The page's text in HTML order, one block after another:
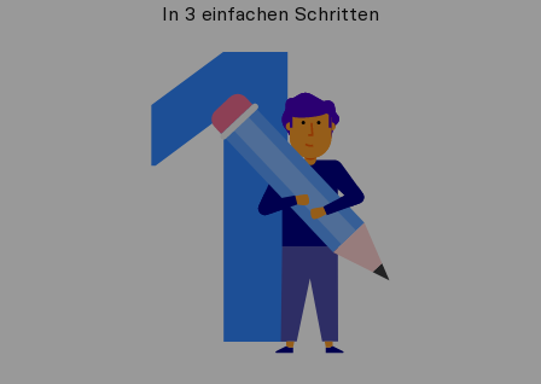
In 3 einfachen Schritten